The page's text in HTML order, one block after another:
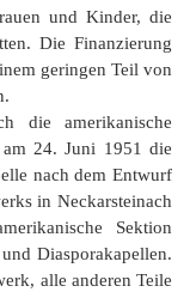
und Kinder, die
Die Finanzierung
geringen Teil von
die amerikanische
am 24. Juni 1951 die
nach dem Entwurf
in Neckarsteinach
Sektion
Diasporakapellen.
alle anderen Teile